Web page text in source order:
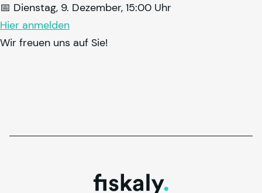
📅 Dienstag, 9. Dezember, 15:00 Uhr
Hier anmelden
Wir freuen uns auf Sie!
fiskaly.